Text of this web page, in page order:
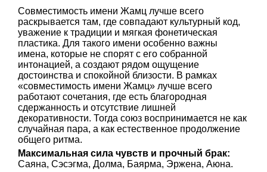
Совместимость имени Жамц лучше всего
раскрывается там, где совпадают культурный код,
уважение к традиции и мягкая фонетическая
пластика. Для такого имени особенно важны
имена, которые не спорят с его собранной
интонацией, а создают рядом ощущение
достоинства и спокойной близости. В рамках
«совместимость имени Жамц» лучше всего
работают сочетания, где есть благородная
сдержанность и отсутствие лишней
декоративности. Тогда союз воспринимается не как
случайная пара, а как естественное продолжение
общего ритма.
Максимальная сила чувств и прочный брак:
Саяна, Сэсэгма, Долма, Баярма, Эржена, Аюна.